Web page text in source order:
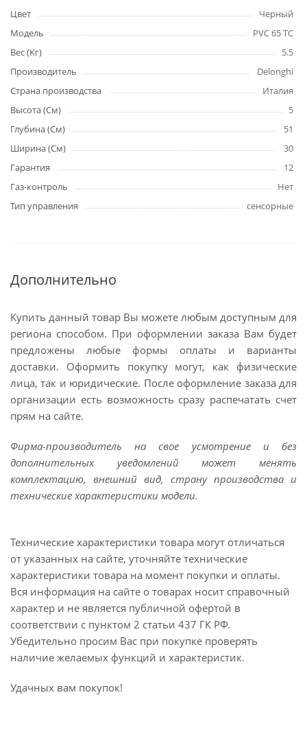
Цвет
Черный
Модель
PVC 65 TC
Вес (Кг)
5.5
Производитель
Delonghi
Страна производства
Италия
Высота (См)
5
Глубина (См)
51
Ширина (См)
30
Гарантия
12
Газ-контроль
Нет
Тип управления
сенсорные
Дополнительно
Купить данный товар Вы можете любым доступным для
региона способом. При оформлении заказа Вам будет
предложены любые формы оплаты и варианты
доставки. Оформить покупку могут, как физические
лица, так и юридические. После оформление заказа для
организации есть возможность сразу распечатать счет
прям на сайте.
Фирма-производитель на свое усмотрение и без
дополнительных уведомлений может менять
комплектацию, внешний вид, страну производства и
технические характеристики модели.
Технические характеристики товара могут отличаться
от указанных на сайте, уточняйте технические
характеристики товара на момент покупки и оплаты.
Вся информация на сайте о товарах носит справочный
характер и не является публичной офертой в
соответствии с пунктом 2 статьи 437 ГК РФ.
Убедительно просим Вас при покупке проверять
наличие желаемых функций и характеристик.
Удачных вам покупок!